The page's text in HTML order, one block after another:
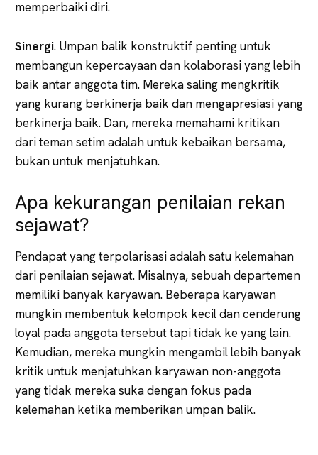
memperbaiki diri.
Sinergi. Umpan balik konstruktif penting untuk
membangun kepercayaan dan kolaborasi yang lebih
baik antar anggota tim. Mereka saling mengkritik
yang kurang berkinerja baik dan mengapresiasi yang
berkinerja baik. Dan, mereka memahami kritikan
dari teman setim adalah untuk kebaikan bersama,
bukan untuk menjatuhkan.
Apa kekurangan penilaian rekan
sejawat?
Pendapat yang terpolarisasi adalah satu kelemahan
dari penilaian sejawat. Misalnya, sebuah departemen
memiliki banyak karyawan. Beberapa karyawan
mungkin membentuk kelompok kecil dan cenderung
loyal pada anggota tersebut tapi tidak ke yang lain.
Kemudian, mereka mungkin mengambil lebih banyak
kritik untuk menjatuhkan karyawan non-anggota
yang tidak mereka suka dengan fokus pada
kelemahan ketika memberikan umpan balik.